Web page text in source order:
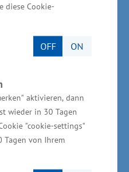
diese Cookie-
OFF ON
aktivieren, dann
wieder in 30 Tagen
"cookie-settings"
von Ihrem
danach
für die Vergabe
Minister Meyer
Arbeit (1. Mai). Ein
wurde am
im Rahmen der
Verbesserung der
(GRW) ist in